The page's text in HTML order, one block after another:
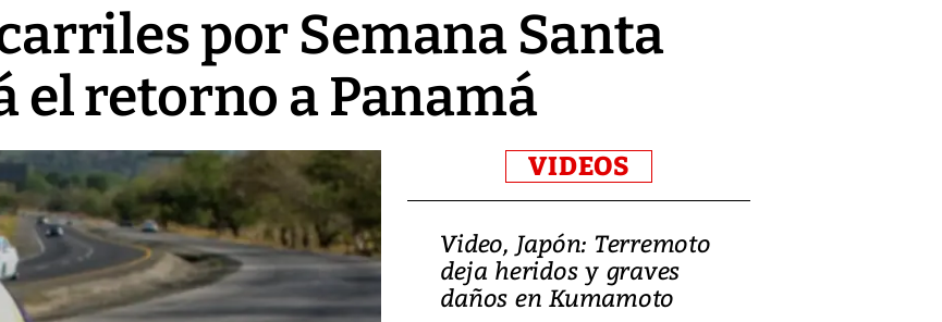
por Semana Santa
el retorno a Panamá
VIDEOS
Isidro Carbonell,
director de la Lotería:
‘Vamos a ser más
Video, Japón: Terremoto
deja heridos y graves
daños en Kumamoto